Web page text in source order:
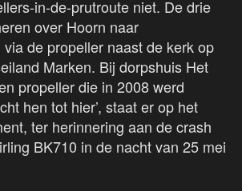
in-de-prutroute niet. De drie
over Hoorn naar
de propeller naast de kerk op
Marken. Bij dorpshuis Het
propeller die in 2008 werd
hen tot hier’, staat er op het
ter herinnering aan de crash
BK710 in de nacht van 25 mei